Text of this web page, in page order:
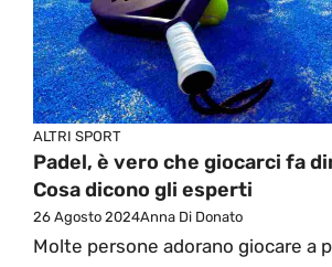
ALTRI SPORT
Padel, è vero che giocarci fa
Cosa dicono gli esperti
26 Agosto 2024Anna Di Donato
Molte persone adorano giocare a